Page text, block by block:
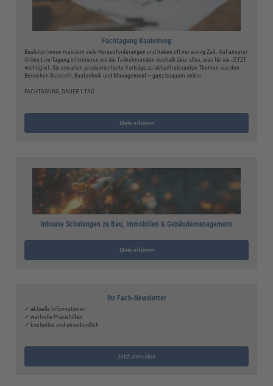
Fachtagung Bauleitung
Bauleiter/innen meistern viele Herausforderungen und haben oft nur wenig Zeit. Auf unserer
Online-Live-Tagung informieren wir die Teilnehmenden deshalb über alles, was für sie JETZT
wichtig ist. Sie erwarten praxisorientierte Vorträge zu aktuell relevanten Themen aus den
Bereichen Baurecht, Bautechnik und Management – ganz bequem online.
FACHTAGUNG, DAUER 1 TAG
Mehr erfahren
Inhouse Schulungen zu Bau, Immobilien & Gebäudemanagement
Mehr erfahren
Ihr Fach-Newsletter
✓ aktuelle Informationen
✓ wertvolle Praxishilfen
✓ kostenlos und unverbindlich
Jetzt anmelden